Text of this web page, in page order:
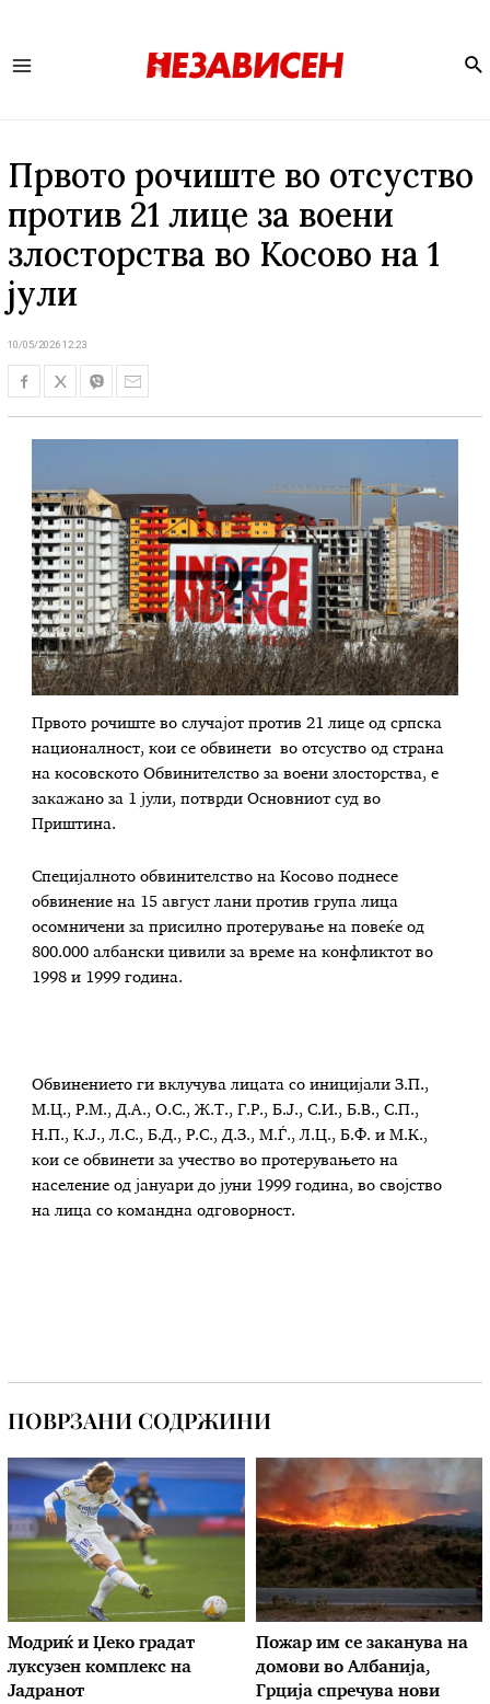
Првото рочиште во отсуство
против 21 лице за воени
злосторства во Косово на 1
јули
10/05/2026 12:23
Првото рочиште во случајот против 21 лице од српска
националност, кои се обвинети во отсуство од страна
на косовското Обвинителство за воени злосторства, е
закажано за 1 јули, потврди Основниот суд во
Приштина.
Специјалното обвинителство на Косово поднесе
обвинение на 15 август лани против група лица
осомничени за присилно протерување на повеќе од
800.000 албански цивили за време на конфликтот во
1998 и 1999 година.
Обвинението ги вклучува лицата со иницијали З.П.,
М.Ц., Р.М., Д.А., О.С., Ж.Т., Г.Р., Б.Ј., С.И., Б.В., С.П.,
Н.П., К.Ј., Л.С., Б.Д., Р.С., Д.З., М.Ѓ., Л.Ц., Б.Ф. и М.К.,
кои се обвинети за учество во протерувањето на
население од јануари до јуни 1999 година, во својство
на лица со командна одговорност.
ПОВРЗАНИ СОДРЖИНИ
Модриќ и Џеко градат
луксузен комплекс на
Јадранот
Пожар им се заканува на
домови во Албанија,
Грција спречува нови